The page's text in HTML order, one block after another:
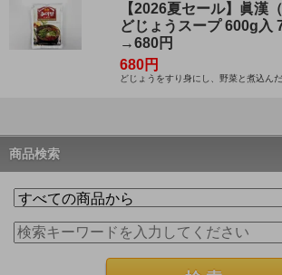
【2026夏セール】眞漢
どじょうスープ 600g入
→680円
680円
どじょうをすり身にし、野菜と煮込ん
商品検索